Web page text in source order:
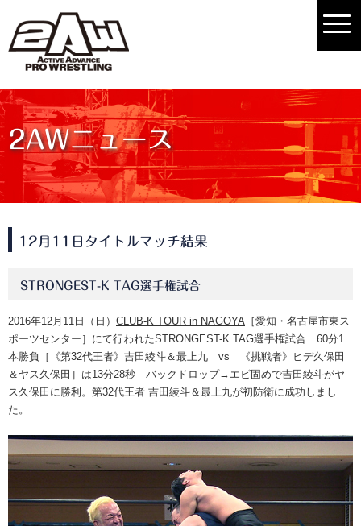
2AWニュース
12月11日タイトルマッチ結果
STRONGEST-K TAG選手権試合
2016年12月11日（日） CLUB-K TOUR in NAGOYA ［愛知・名古屋市東ス
ポーツセンター］にて行われたSTRONGEST-K TAG選手権試合 60分1
本勝負［《第32代王者》吉田綾斗＆最上九 vs 《挑戦者》ヒデ久保田
＆ヤス久保田］は13分28秒 バックドロップ→エビ固めで吉田綾斗がヤ
ス久保田に勝利。第32代王者 吉田綾斗＆最上九が初防衛に成功しまし
た。